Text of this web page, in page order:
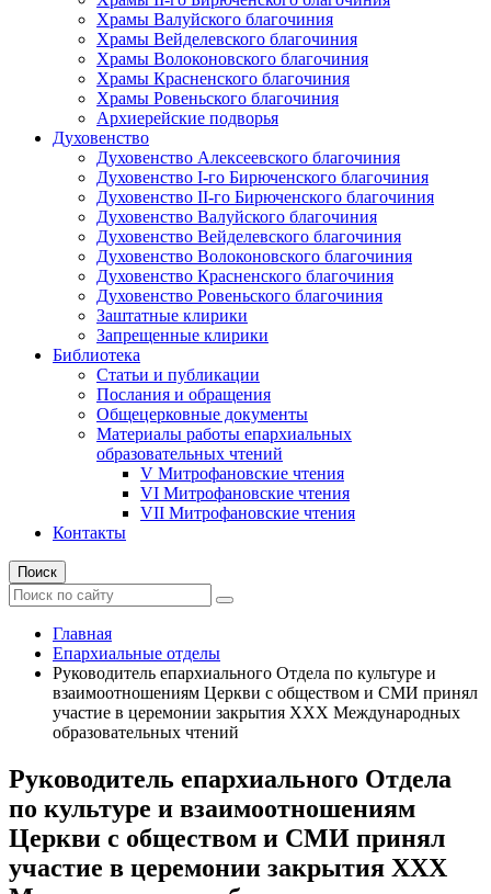
Храмы Валуйского благочиния
Храмы Вейделевского благочиния
Храмы Волоконовского благочиния
Храмы Красненского благочиния
Храмы Ровеньского благочиния
Архиерейские подворья
Духовенство
Духовенство Алексеевского благочиния
Духовенство I-го Бирюченского благочиния
Духовенство II-го Бирюченского благочиния
Духовенство Валуйского благочиния
Духовенство Вейделевского благочиния
Духовенство Волоконовского благочиния
Духовенство Красненского благочиния
Духовенство Ровеньского благочиния
Заштатные клирики
Запрещенные клирики
Библиотека
Статьи и публикации
Послания и обращения
Общецерковные документы
Материалы работы епархиальных
образовательных чтений
V Митрофановские чтения
VI Митрофановские чтения
VII Митрофановские чтения
Контакты
Поиск
Главная
Епархиальные отделы
Руководитель епархиального Отдела по культуре и
взаимоотношениям Церкви с обществом и СМИ принял
участие в церемонии закрытия XXX Международных
образовательных чтений
Руководитель епархиального Отдела
по культуре и взаимоотношениям
Церкви с обществом и СМИ принял
участие в церемонии закрытия XXX